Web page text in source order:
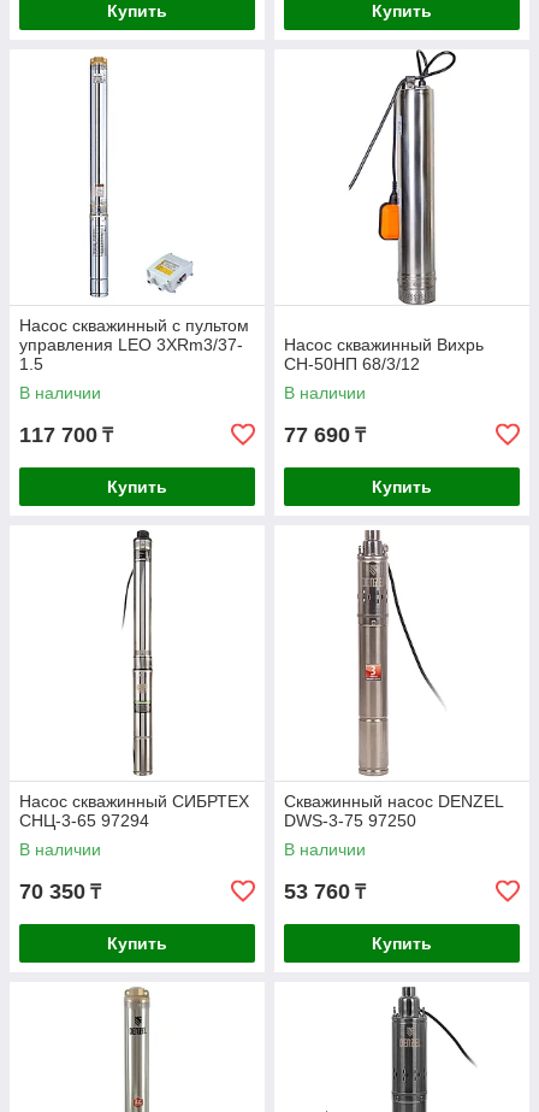
Купить Купить
Насос скважинный с пультом
управления LEO 3XRm3/37-
1.5
В наличии
117 700 ₸
Купить
Насос скважинный Вихрь
СН-50НП 68/3/12
В наличии
77 690 ₸
Купить
Насос скважинный СИБРТЕХ
CНЦ-3-65 97294
В наличии
70 350 ₸
Купить
Скважинный насос DENZEL
DWS-3-75 97250
В наличии
53 760 ₸
Купить